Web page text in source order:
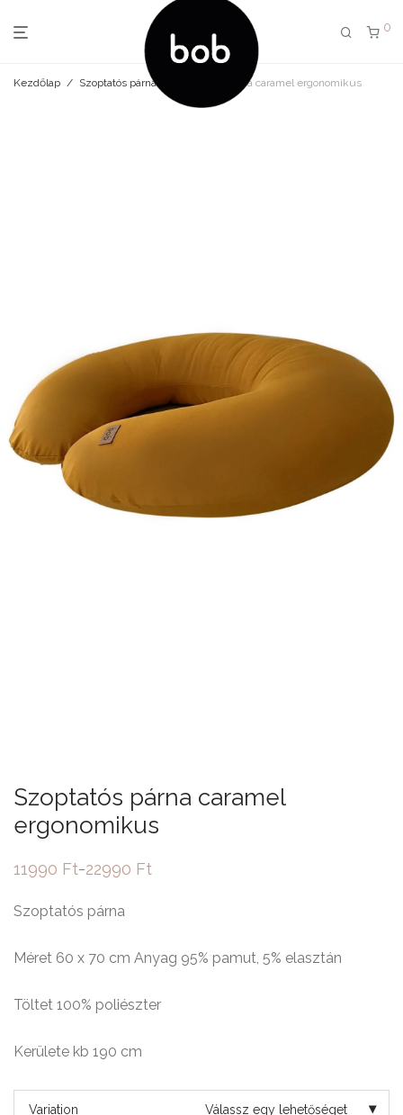
0
Kezdőlap / Szoptatós párna Szoptatós párna caramel ergonomikus
Szoptatós párna caramel
ergonomikus
11990 Ft–22990 Ft
Ártartomány:
22990 Ft
Szoptatós párna
Méret 60 x 70 cm Anyag 95% pamut, 5% elasztán
Töltet 100% poliészter
Kerülete kb 190 cm
Variation Válassz egy lehetőséget